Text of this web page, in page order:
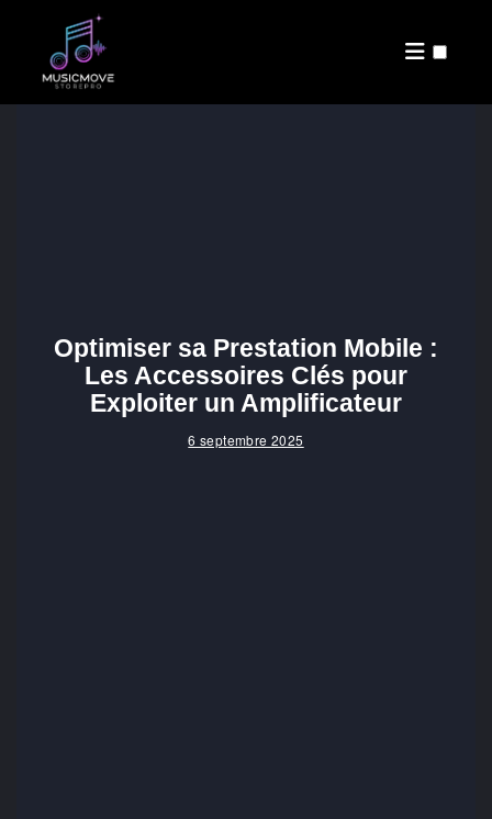
Optimiser sa Prestation Mobile :
Les Accessoires Clés pour
Exploiter un Amplificateur
6 septembre 2025